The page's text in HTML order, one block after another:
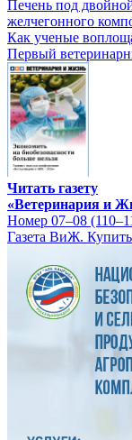
Печень под
желчегонного
Как ученые
Первый
Читать газету
«Ветеринария и
Номер 07–08
Газета ВиЖ. Купить